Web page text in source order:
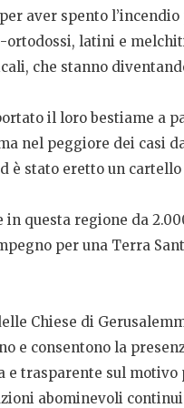
aver spento
ortodossi, latini e
che stanno
il loro bestiame a
nel peggiore dei casi
è stato eretto un
in questa regione da
per una Terra
Chiese di
e consentono la
e trasparente sul
abominevoli